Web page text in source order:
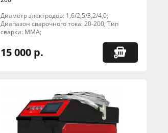
Диаметр электродов: 1,6/2,5/3,2/4,0;
Диапазон сварочного тока: 20-200; Тип
сварки: MMA;
15 000 р.